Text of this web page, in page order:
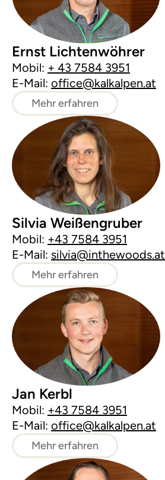
Ernst Lichtenwöhrer
Mobil: + 43 7584 3951
E-Mail: office@kalkalpen.at
Mehr erfahren
Silvia Weißengruber
Mobil: +43 7584 3951
E-Mail: silvia@inthewoods.at
Mehr erfahren
Jan Kerbl
Mobil: +43 7584 3951
E-Mail: office@kalkalpen.at
Mehr erfahren